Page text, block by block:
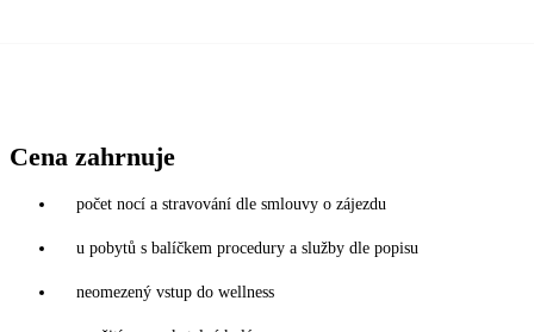
Cena zahrnuje
počet nocí a stravování dle smlouvy o zájezdu
u pobytů s balíčkem procedury a služby dle popisu
neomezený vstup do wellness